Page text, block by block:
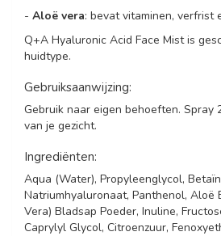
- Aloë vera: bevat vitaminen, verfrist
Q+A Hyaluronic Acid Face Mist is
huidtype.
Gebruiksaanwijzing:
Gebruik naar eigen behoeften. Spray
van je gezicht.
Ingrediënten:
Aqua (Water), Propyleenglycol,
Natriumhyaluronaat, Panthenol, Aloë
Vera) Bladsap Poeder, Inuline,
Caprylyl Glycol, Citroenzuur,